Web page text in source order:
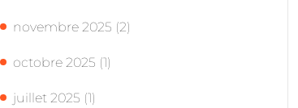
novembre 2025 (2)
octobre 2025 (1)
juillet 2025 (1)